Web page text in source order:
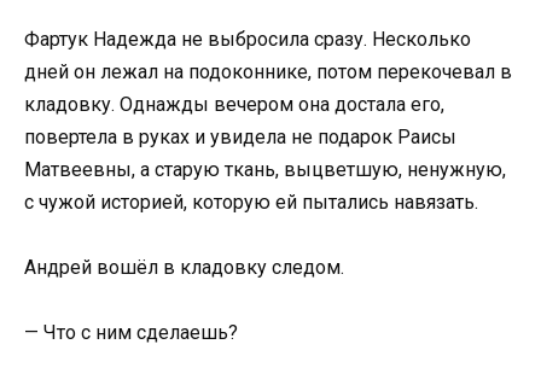
Фартук Надежда не выбросила сразу. Несколько
дней он лежал на подоконнике, потом перекочевал в
кладовку. Однажды вечером она достала его,
повертела в руках и увидела не подарок Раисы
Матвеевны, а старую ткань, выцветшую, ненужную,
с чужой историей, которую ей пытались навязать.
Андрей вошёл в кладовку следом.
— Что с ним сделаешь?